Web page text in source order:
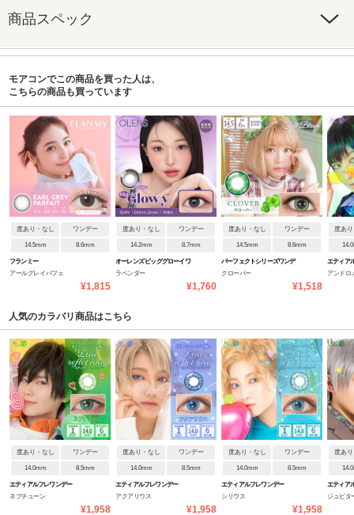
商品スペック
モアコンでこの商品を買った人は、
こちらの商品も買っています
度あり・なし ワンデー
14.5mm 8.6mm
フランミー
アールグレイパフェ
¥1,815
度あり・なし ワンデー
14.2mm 8.7mm
オーレンズ ビッググローイワ
ラベンダー
¥1,760
度あり・なし ワンデー
14.5mm 8.6mm
パーフェクトシリーズワンデ
クローバー
¥1,518
度あ
エティア
アンドロ
人気のカラバリ商品はこちら
度あり・なし ワンデー
14.0mm 8.5mm
エティアルフレワンデー
ネプチューン
¥1,958
度あり・なし ワンデー
14.0mm 8.5mm
エティアルフレワンデー
アクアリウス
¥1,958
度あり・なし ワンデー
14.0mm 8.5mm
エティアルフレワンデー
シリウス
¥1,958
度あ
エティア
ジュピタ